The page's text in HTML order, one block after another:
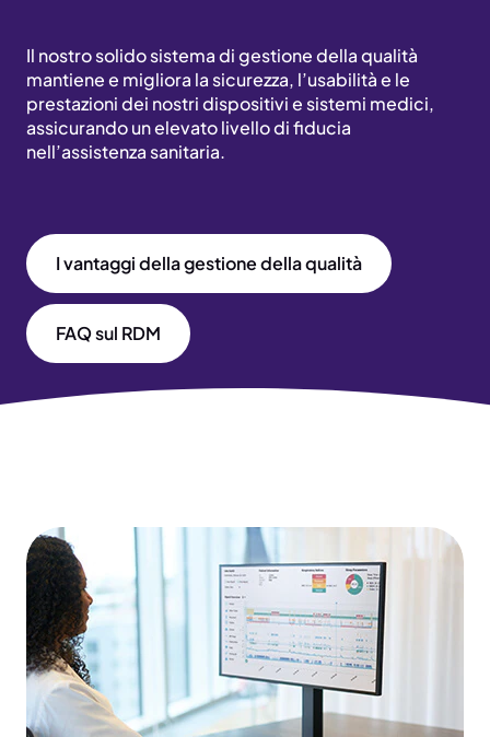
Il nostro solido sistema di gestione della qualità
mantiene e migliora la sicurezza, l’usabilità e le
prestazioni dei nostri dispositivi e sistemi medici,
assicurando un elevato livello di fiducia
nell’assistenza sanitaria.
I vantaggi della gestione della qualità
FAQ sul RDM